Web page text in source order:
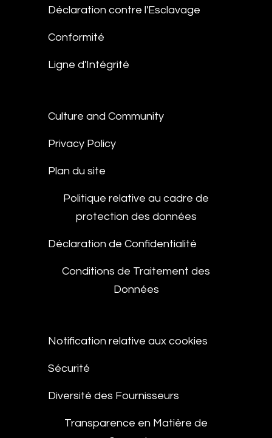
Déclaration contre l'Esclavage
Conformité
Ligne d'Intégrité
Culture and Community
Privacy Policy
Plan du site
Politique relative au cadre de
protection des données
Déclaration de Confidentialité
Conditions de Traitement des
Données
Notification relative aux cookies
Sécurité
Diversité des Fournisseurs
Transparence en Matière de